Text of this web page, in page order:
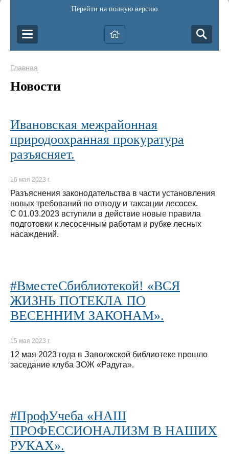
Перейти на полную версию
Главная
Новости
Ивановская межрайонная
природоохранная прокуратура
разъясняет.
16 мая 2023 г.
Разъяснения законодательства в части установления
новых требований по отводу и таксации лесосек.
С 01.03.2023 вступили в действие новые правила
подготовки к лесосечным работам и рубке лесных
насаждений.
#ВместеСбиблиотекой! «ВСЯ
ЖИЗНЬ ПОТЕКЛА ПО
ВЕСЕННИМ ЗАКОНАМ».
15 мая 2023 г.
12 мая 2023 года в Заволжской библиотеке прошло
заседание клуба ЗОЖ «Радуга».
#ПрофУчеба «НАШ
ПРОФЕССИОНАЛИЗМ В НАШИХ
РУКАХ».